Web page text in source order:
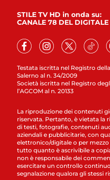
Testata iscritta nel Registro
Salerno al n. 34/2009
Società iscritta nel Registro
l’AGCOM al n. 20133
STILE TV HD in onda su:
CANALE 78 DEL DIGITALE
La riproduzione dei contenuti
riservata. Pertanto, è vietata la
di testi, fotografie, contenuti
aziendali e pubblicitarie, con
elettronico/digitale o per
tutto quanto è ascrivibile a
non è responsabile dei
esercitare un controllo
segnalazione qualora gli stessi